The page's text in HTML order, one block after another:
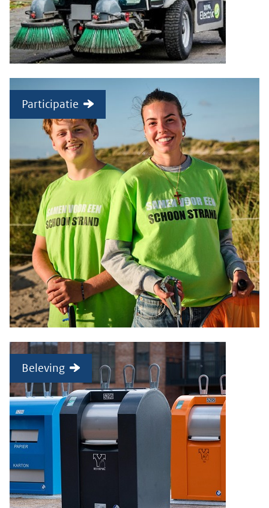
Participatie
Beleving